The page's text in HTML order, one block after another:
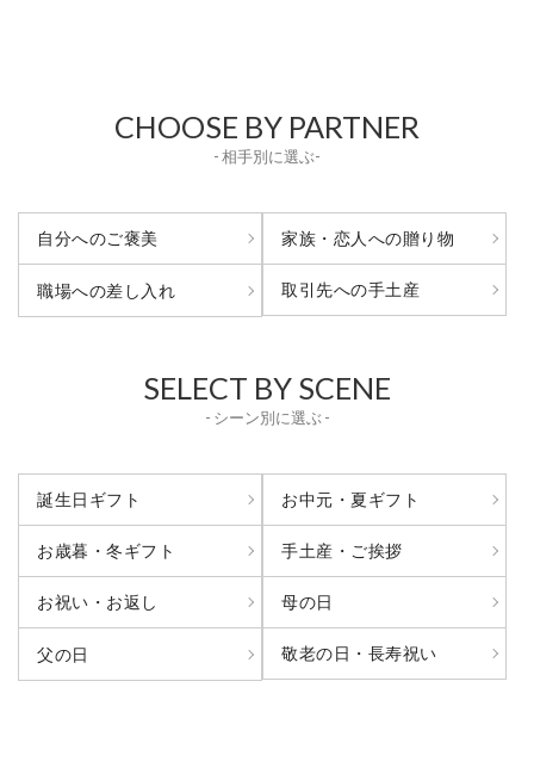
CHOOSE BY PARTNER
- 相手別に選ぶ-
自分へのご褒美 家族・恋人への贈り物
職場への差し入れ 取引先への手土産
SELECT BY SCENE
- シーン別に選ぶ -
誕生日ギフト お中元・夏ギフト
お歳暮・冬ギフト 手土産・ご挨拶
お祝い・お返し 母の日
父の日 敬老の日・長寿祝い